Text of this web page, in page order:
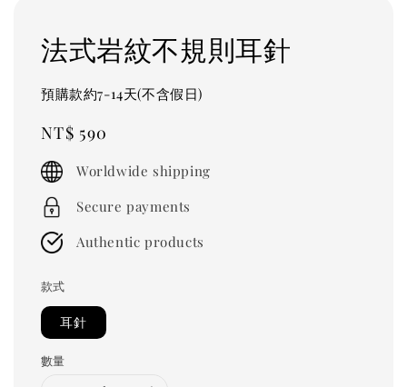
法式岩紋不規則耳針
預購款約7-14天(不含假日)
Regular
price
NT$ 590
Worldwide shipping
Secure payments
Authentic products
款式
耳針
數量